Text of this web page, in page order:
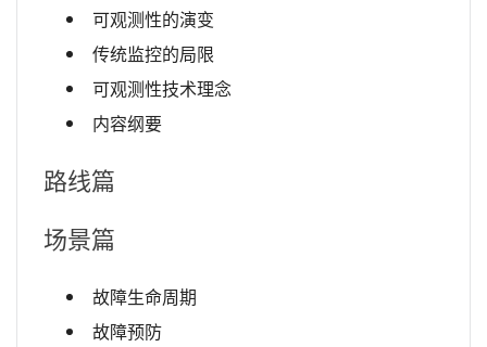
可观测性的演变
传统监控的局限
可观测性技术理念
内容纲要
路线篇
场景篇
故障生命周期
故障预防